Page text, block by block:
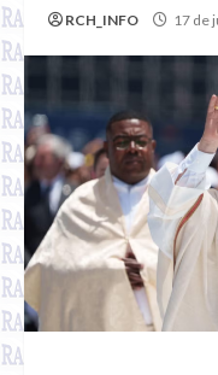
RCH_INFO 17 de